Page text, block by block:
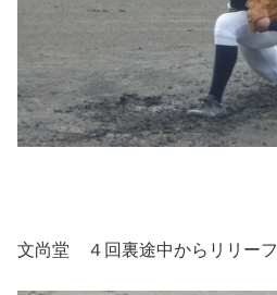
文尚堂 ４回裏途中からリリーフ